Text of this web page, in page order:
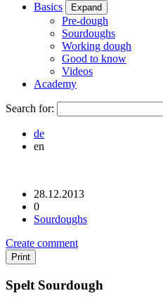
Basics
Expand
Pre-dough
Sourdoughs
Working dough
Good to know
Videos
Academy
Search for:
de
en
28.12.2013
0
Sourdoughs
Create comment
Print
Spelt Sourdough